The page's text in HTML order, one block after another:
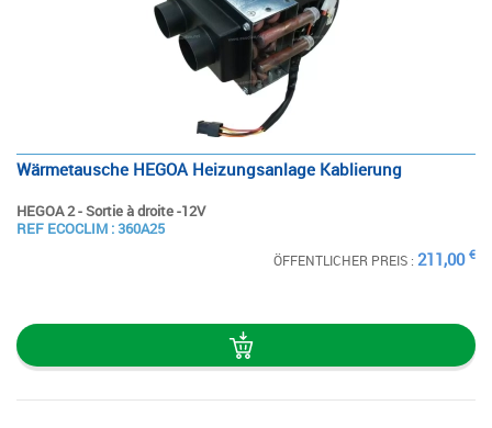
Wärmetausche HEGOA Heizungsanlage Kablierung
HEGOA 2 - Sortie à droite -12V
REF ECOCLIM : 360A25
ÖFFENTLICHER PREIS : 211,00 €